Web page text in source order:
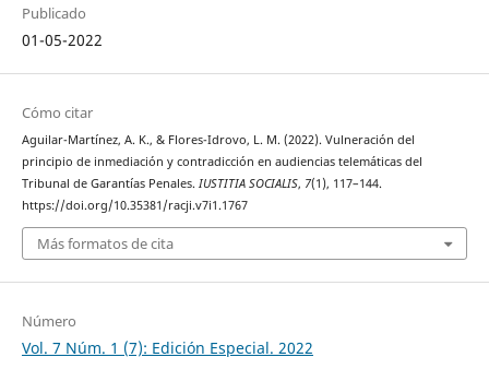
Publicado
01-05-2022
Cómo citar
Aguilar-Martínez, A. K., & Flores-Idrovo, L. M. (2022). Vulneración del
principio de inmediación y contradicción en audiencias telemáticas del
Tribunal de Garantías Penales. IUSTITIA SOCIALIS, 7(1), 117–144.
https://doi.org/10.35381/racji.v7i1.1767
Más formatos de cita
Número
Vol. 7 Núm. 1 (7): Edición Especial. 2022